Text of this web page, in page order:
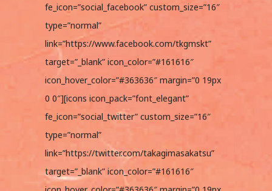
fe_icon=”social_facebook” custom_size=”16″
type=”normal”
link=”https://www.facebook.com/tkgmskt”
target=”_blank” icon_color=”#161616″
icon_hover_color=”#363636″ margin=”0 19px
0 0″][icons icon_pack=”font_elegant”
fe_icon=”social_twitter” custom_size=”16″
type=”normal”
link=”https://twitter.com/takagimasakatsu”
target=”_blank” icon_color=”#161616″